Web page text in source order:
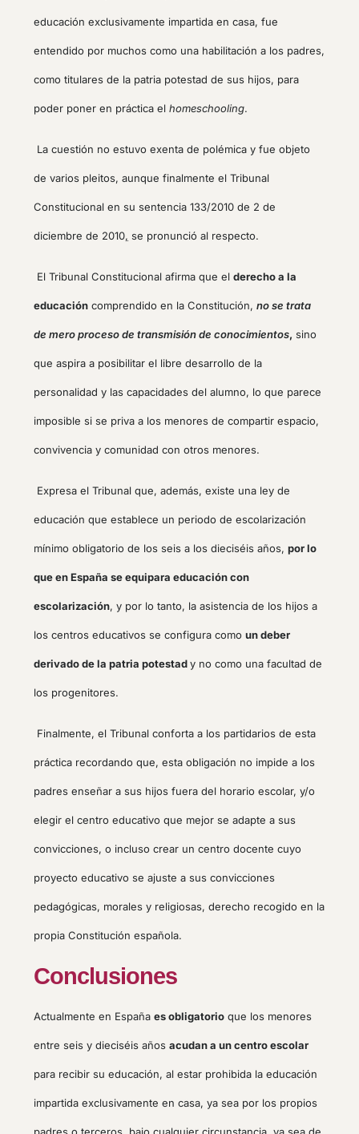
educación exclusivamente impartida en casa, fue
entendido por muchos como una habilitación a los padres,
como titulares de la patria potestad de sus hijos, para
poder poner en práctica el homeschooling.
La cuestión no estuvo exenta de polémica y fue objeto
de varios pleitos, aunque finalmente el Tribunal
Constitucional en su sentencia 133/2010 de 2 de
diciembre de 2010, se pronunció al respecto.
El Tribunal Constitucional afirma que el derecho a la
educacióncomprendido en la Constitución, no se trata
de mero proceso de transmisión de conocimientos, sino
que aspira a posibilitar el libre desarrollo de la
personalidad y las capacidades del alumno, lo que parece
imposible si se priva a los menores de compartir espacio,
convivencia y comunidad con otros menores.
Expresa el Tribunal que, además, existe una ley de
educación que establece un periodo de escolarización
mínimo obligatorio de los seis a los dieciséis años, por lo
que en España se equipara educación con
escolarización, y por lo tanto, la asistencia de los hijos a
los centros educativos se configura como un deber
derivado de la patria potestady no como una facultad de
los progenitores.
Finalmente, el Tribunal conforta a los partidarios de esta
práctica recordando que, esta obligación no impide a los
padres enseñar a sus hijos fuera del horario escolar, y/o
elegir el centro educativo que mejor se adapte a sus
convicciones, o incluso crear un centro docente cuyo
proyecto educativo se ajuste a sus convicciones
pedagógicas, morales y religiosas, derecho recogido en la
propia Constitución española.
Conclusiones
Actualmente en España es obligatorioque los menores
entre seis y dieciséis años acudan a un centro escolar
para recibir su educación, al estar prohibida la educación
impartida exclusivamente en casa, ya sea por los propios